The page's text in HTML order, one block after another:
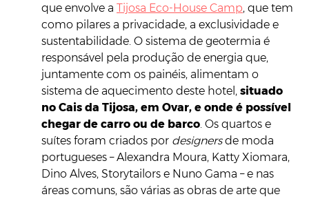
que envolve a Tijosa Eco-House Camp, que tem
como pilares a privacidade, a exclusividade e
sustentabilidade. O sistema de geotermia é
responsável pela produção de energia que,
juntamente com os painéis, alimentam o
sistema de aquecimento deste hotel, situado
no Cais da Tijosa, em Ovar, e onde é possível
chegar de carro ou de barco. Os quartos e
suítes foram criados por designersde moda
portugueses – Alexandra Moura, Katty Xiomara,
Dino Alves, Storytailors e Nuno Gama – e nas
áreas comuns, são várias as obras de arte que